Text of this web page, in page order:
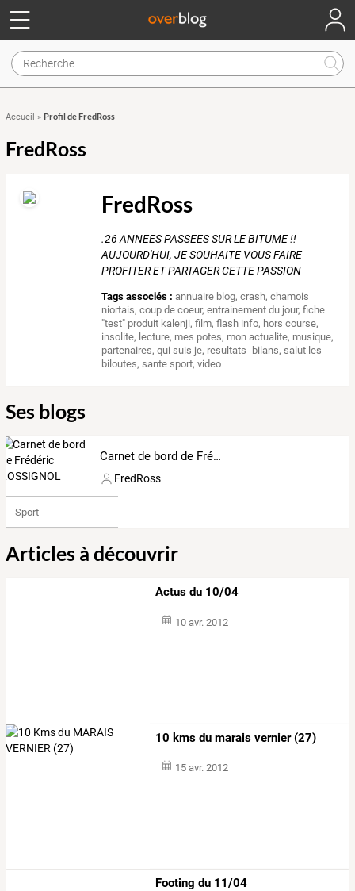
Accueil » Profil de FredRoss
FredRoss
FredRoss
.26 ANNEES PASSEES SUR LE BITUME !!
AUJOURD'HUI, JE SOUHAITE VOUS FAIRE
PROFITER ET PARTAGER CETTE PASSION
Tags associés : annuaire blog,crash,chamois
niortais,coup de coeur,entrainement du jour,fiche
"test" produit kalenji,film,flash info, hors course,
insolite, lecture, mes potes, mon actualite, musique,
partenaires,qui suis je, resultats- bilans,salut les
biloutes,sante sport,video
Ses blogs
Carnet de bord de Frédéric ROSSIGNOL
FredRoss
Sport
Articles à découvrir
Actus du 10/04
10 avr. 2012
10 kms du marais vernier (27)
15 avr. 2012
Footing du 11/04